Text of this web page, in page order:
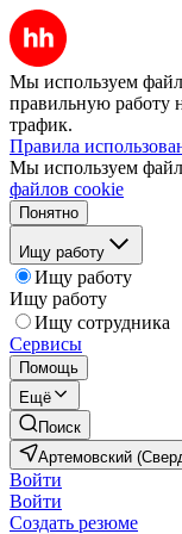
Мы используем
правильную работу
трафик.
Правила
Мы используем
файлов cookie
Понятно
Ищу работу
Ищу работу
Ищу работу
Ищу сотрудника
Сервисы
Помощь
Ещё
Поиск
Артемовский
Войти
Войти
Создать резюме